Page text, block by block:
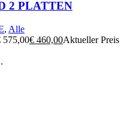
2 PLATTEN
, Alle
575,00€ 460,00Aktueller Preis